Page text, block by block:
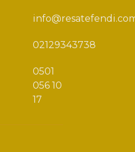
02129343738
0501
056 10
17